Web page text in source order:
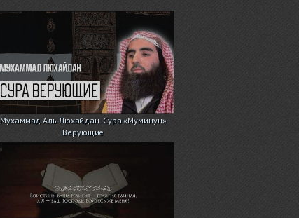
Мухаммад Аль Люхайдан. Сура «Муминун»
Верующие